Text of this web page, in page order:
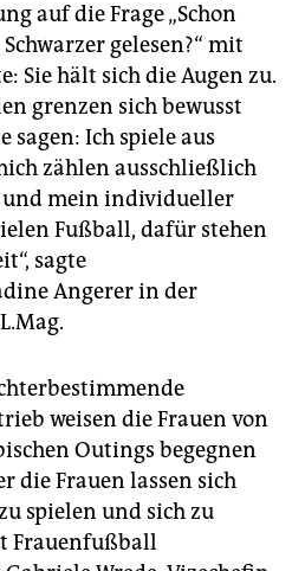
auf die Frage „Schon
gelesen?“ mit
Sie hält sich die Augen zu.
grenzen sich bewusst
sagen: Ich spiele aus
zählen ausschließlich
und mein individueller
Fußball, dafür stehen
sagte
Angerer in der
weisen die Frauen von
Outings begegnen
die Frauen lassen sich
spielen und sich zu
Frauenfußball